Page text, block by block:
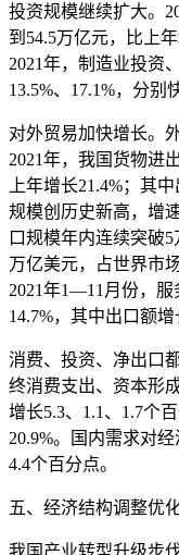
投资规模继续扩大。
到54.5万亿元，比上
2021年，制造业投资
13.5%、17.1%，分别
对外贸易加快增长。
2021年，我国货物进
上年增长21.4%；其
规模创历史新高，增
口规模年内连续突破
万亿美元，占世界市
2021年1—11月份，
14.7%，其中出口额增
消费、投资、净出口
终消费支出、资本形
增长5.3、1.1、1.7个
20.9%。国内需求对
4.4个百分点。
五、经济结构调整优
我国产业转型升级步